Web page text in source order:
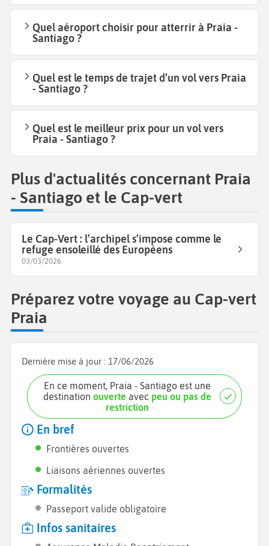
Quel aéroport choisir pour atterrir à Praia -
Santiago ?
Quel est le temps de trajet d’un vol vers Praia
- Santiago ?
Quel est le meilleur prix pour un vol vers
Praia - Santiago ?
Plus d'actualités concernant Praia
- Santiago et le Cap-vert
Le Cap-Vert : l’archipel s’impose comme le
refuge ensoleillé des Européens
03/03/2026
Préparez votre voyage au Cap-vert
Praia
Dernière mise à jour : 17/06/2026
En ce moment, Praia - Santiago est une
destinationouverte avec peu ou pas de
restriction
En bref
Frontières ouvertes
Liaisons aériennes ouvertes
Formalités
Passeport valide obligatoire
Infos sanitaires